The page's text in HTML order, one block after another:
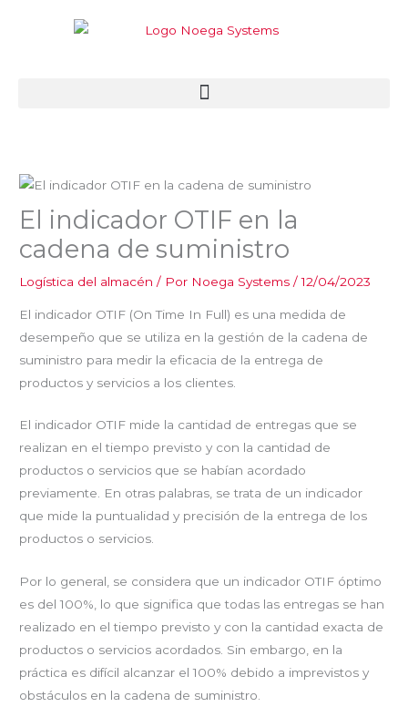
El indicador OTIF en la
cadena de suministro
Logística del almacén / Por Noega Systems/12/04/2023
El indicador OTIF (On Time In Full) es una medida de
desempeño que se utiliza en la gestión de la cadena de
suministro para medir la eficacia de la entrega de
productos y servicios a los clientes.
El indicador OTIF mide la cantidad de entregas que se
realizan en el tiempo previsto y con la cantidad de
productos o servicios que se habían acordado
previamente. En otras palabras, se trata de un indicador
que mide la puntualidad y precisión de la entrega de los
productos o servicios.
Por lo general, se considera que un indicador OTIF óptimo
es del 100%, lo que significa que todas las entregas se han
realizado en el tiempo previsto y con la cantidad exacta de
productos o servicios acordados. Sin embargo, en la
práctica es difícil alcanzar el 100% debido a imprevistos y
obstáculos en la cadena de suministro.